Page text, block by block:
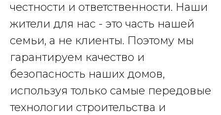
честности и ответственности. Наши
жители для нас - это часть нашей
семьи, а не клиенты. Поэтому мы
гарантируем качество и
безопасность наших домов,
используя только самые передовые
технологии строительства и